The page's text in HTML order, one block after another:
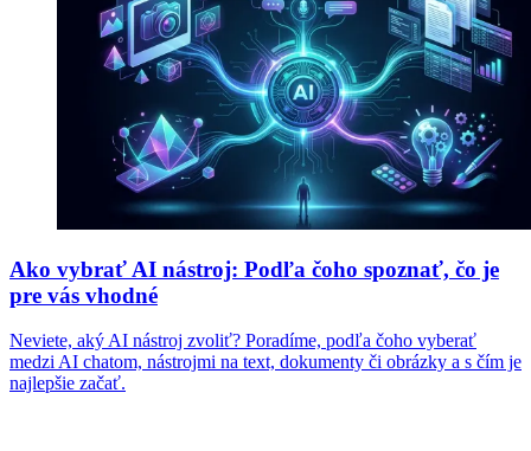
Ako vybrať AI nástroj: Podľa čoho spoznať, čo je
pre vás vhodné
Neviete, aký AI nástroj zvoliť? Poradíme, podľa čoho vyberať
medzi AI chatom, nástrojmi na text, dokumenty či obrázky a s čím je
najlepšie začať.